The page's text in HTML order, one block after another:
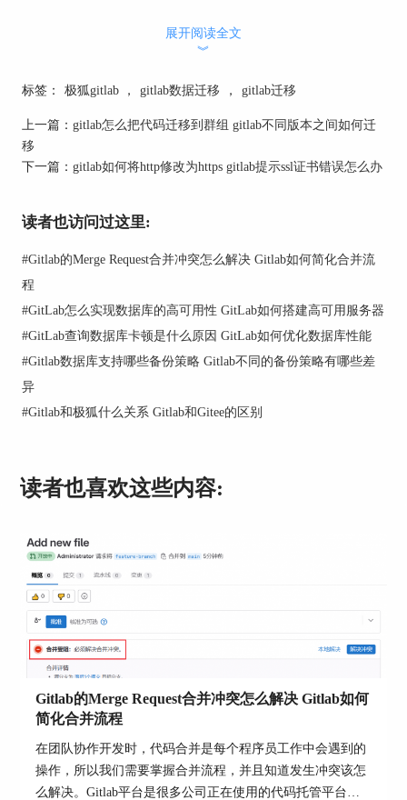
为了确保数据一致性，在迁移数据目录之前需要停
3. 复制数据目录
找到当前的数据目录，通常位于`/var/opt/gitlab`。
`/mnt/new_storage/gitlab`：
复制完成后，需要修改GitLab的配置文件，指向新
的数据目录。打开`/etc/gitlab/gitlab.rb`文件，找到
并修改以下配置项：
git_data_dirs({"default" =>
sudo gitlab-ctl reconfigure
6. 验证迁移结果
启动GitLab服务后，登录到GitLab，检查数据是否
完整，仓库是否可以正常访问。进行一次代码提交
和CI/CD流水线运行，确保数据迁移成功。
二、gitlab迁移后找不到仓库怎么办
在数据目录迁移完成后，可能会遇到找不到仓库的
问题。以下是一些常见原因及其解决方法：
展开阅读全文
︾
标签： 极狐gitlab ， gitlab数据迁移 ， gitlab迁移
上一篇： gitlab怎么把代码迁移到群组 gitlab不同版本之间如何迁
移
下一篇： gitlab如何将http修改为https gitlab提示ssl证书错误怎么办
读者也访问过这里:
#Gitlab的Merge Request合并冲突怎么解决 Gitlab如何简化合并流
程
#GitLab怎么实现数据库的高可用性 GitLab如何搭建高可用服务器
#GitLab查询数据库卡顿是什么原因 GitLab如何优化数据库性能
#Gitlab数据库支持哪些备份策略 Gitlab不同的备份策略有哪些差
异
#Gitlab和极狐什么关系 Gitlab和Gitee的区别
读者也喜欢这些内容:
Gitlab的Merge Request合并冲突怎么解决 Gitlab如何
简化合并流程
在团队协作开发时，代码合并是每个程序员工作中会遇到的
操作，所以我们需要掌握合并流程，并且知道发生冲突该怎
么解决。Gitlab平台是很多公司正在使用的代码托管平台，